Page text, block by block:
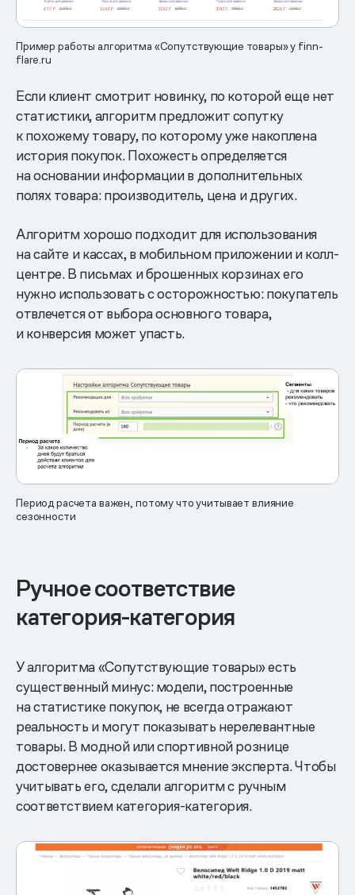
Пример работы алгоритма «Сопутствующие товары» у finn-
flare.ru
Если клиент смотрит новинку, по которой еще нет
статистики, алгоритм предложит сопутку
к похожему товару, по которому уже накоплена
история покупок. Похожесть определяется
на основании информации в дополнительных
полях товара: производитель, цена и других.
Алгоритм хорошо подходит для использования
на сайте и кассах, в мобильном приложении и колл-
центре. В письмах и брошенных корзинах его
нужно использовать с осторожностью: покупатель
отвлечется от выбора основного товара,
и конверсия может упасть.
Период расчета важен, потому что учитывает влияние
сезонности
Ручное соответствие
категория-категория
У алгоритма «‎Сопутствующие товары» есть
существенный минус: модели, построенные
на статистике покупок, не всегда отражают
реальность и могут показывать нерелевантные
товары. В модной или спортивной рознице
достовернее оказывается мнение эксперта. Чтобы
учитывать его, сделали алгоритм с ручным
соответствием категория-категория.